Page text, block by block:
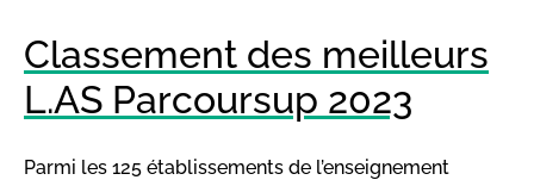
Classement des meilleurs
L.AS Parcoursup 2023
Parmi les 125 établissements de l’enseignement